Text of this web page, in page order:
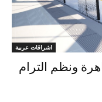
اشراقات عربية
ونظم الترام